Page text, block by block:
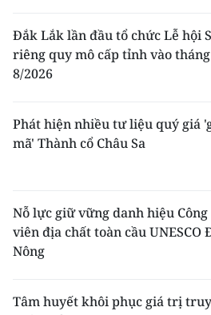
: Cơ cấu
được gọi là bản mường hay
tạo Tông tộc Thái gọi là
quan hệ dòng họ trọng
các thành viên nam sinh
bốn đời). Lung Ta (tất cả
thuộc họ vợ của các thế
cả các thành viên nam
làm rể). (tất cả các thành
một ông tổ bốn đời).
Nhinh Xao (tất cả các
họ người đến làm rể).
: Trước kia người
lấy chồng phải qua nhiều
bước cơ bản:
Đắk Lắk lần đầu tổ chức Lễ hội
riêng quy mô cấp tỉnh vào tháng
8/2026
Phát hiện nhiều tư liệu quý giá
mã' Thành cổ Châu Sa
Nỗ lực giữ vững danh hiệu Công
viên địa chất toàn cầu UNESCO
Nông
Tâm huyết khôi phục giá trị